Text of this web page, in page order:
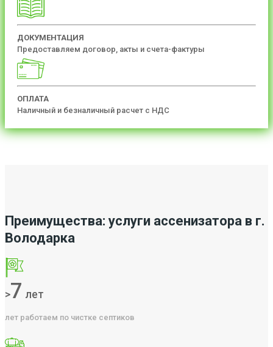
ДОКУМЕНТАЦИЯ
Предоставляем договор, акты и счета-фактуры
ОПЛАТА
Наличный и безналичный расчет с НДС
Преимущества: услуги ассенизатора в г.
Володарка
>7 лет
лет работаем по чистке септиков